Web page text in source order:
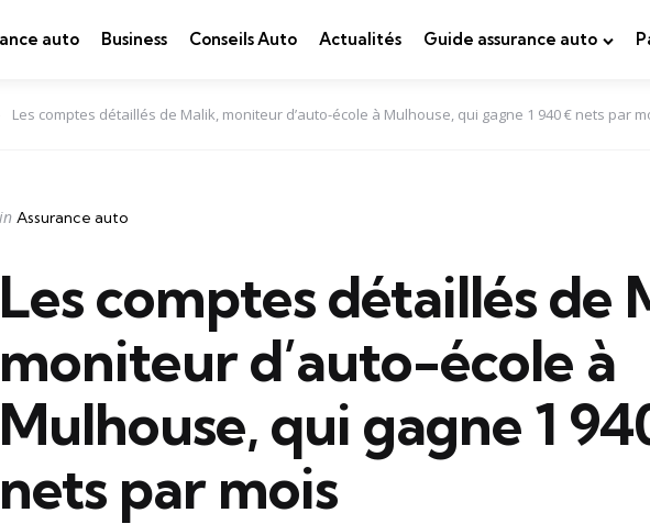
auto Business Conseils Auto Actualités Guide assurance auto
Les comptes détaillés de Malik, moniteur d’auto-école à Mulhouse, qui gagne 1 940 € nets par
Categories
Posted
in Assurance auto
Les comptes détaillés de
moniteur d’auto-école à
Mulhouse, qui gagne 1
nets par mois